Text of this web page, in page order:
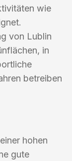
wie
von Lublin
in
betreiben
hohen
gute